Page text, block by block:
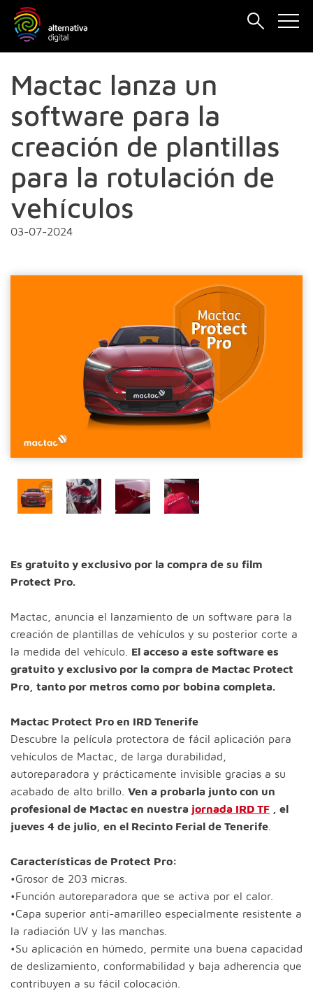
Mactac lanza un
software para la
creación de plantillas
para la rotulación de
vehículos
03-07-2024
Es gratuito y exclusivo por la compra de su film
Protect Pro.
Mactac, anuncia el lanzamiento de un software para la
creación de plantillas de vehículos y su posterior corte a
la medida del vehículo. El acceso a este software es
gratuito y exclusivo por la compra de Mactac Protect
Pro, tanto por metros como por bobina completa.
Mactac Protect Pro en IRD Tenerife
Descubre la película protectora de fácil aplicación para
vehículos de Mactac, de larga durabilidad,
autoreparadora y prácticamente invisible gracias a su
acabado de alto brillo. Ven a probarla junto con un
profesional de Mactac en nuestra jornada IRD TF , el
jueves 4 de julio, en el Recinto Ferial de Tenerife
Características de Protect Pro:
•Grosor de 203 micras.
•Función autoreparadora que se activa por el calor.
•Capa superior anti-amarilleo especialmente resistente a
la radiación UV y las manchas.
•Su aplicación en húmedo, permite una buena capacidad
de deslizamiento, conformabilidad y baja adherencia que
contribuyen a su fácil colocación.